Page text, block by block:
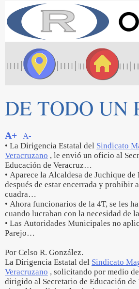
DE TODO UN
A+
A-
• La Dirigencia Estatal del Sindicato
Veracruzano , le envió un oficio al
Educación de Veracruz…
• Aparece la Alcaldesa de Juchique de
después de estar encerrada y prohibir
cuadra…
• Ahora funcionarios de la 4T, se les
cuando lucraban con la necesidad de
• Las Autoridades Municipales no
Parejo…
Por Celso R. González.
La Dirigencia Estatal del Sindicato
Veracruzano , solicitando por medio
dirigido al Secretario de Educación de